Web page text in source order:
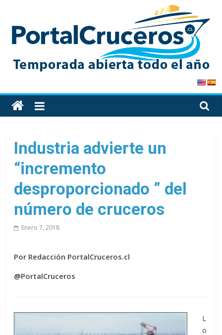
content
PortalCruceros
Toda
la
de
cruceros
en
solo
Industria advierte un
“incremento
desproporcionado ” del
número de cruceros
Enero 7, 2018
Por Redacción PortalCruceros.cl
@PortalCruceros
L
o